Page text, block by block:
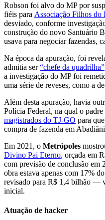
Robson foi alvo do MP por
fiéis para Associação Filhos
desviado, conforme
construção do novo Santuário
usava para negociar fazendas,
Na época da apuração, foi
admitia ser“chefe da quadrilha”
a investigação do MP foi
uma série de reveses, como a
Além desta apuração, havia
Polícia Federal, na qual o
magistrados do TJ-GO para
compra de fazenda em
Em 2021, o Metrópoles
Divino Pai Eterno, orçada em
com previsão de conclusão em
obra estava apenas com 17%
revisado para R$ 1,4 bilhão —
inicial.
Atuação de hacker